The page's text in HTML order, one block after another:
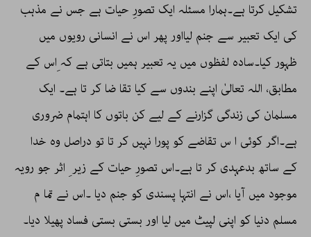
تشکیل کرتا ہے۔ہمارا مسئلہ ایک تصورِ حیات ہے جس نے مذہب
کی ایک تعبیر سے جنم لیااور پھر اس نے انسانی رویوں میں
ظہور کیا۔سادہ لفظوں میں یہ تعبیر ہمیں بتاتی ہے کہ ِاس کے
مطابق، اللہ تعالیٰ اپنے بندوں سے کیا تقا ضا کر تا ہے۔ ایک
مسلمان کی زندگی گزارنے کے لیے کن باتوں کا اہتمام ضروری
ہے۔اگر کوئی ا س تقاضے کو پورا نہیں کر تا تو دراصل وہ خدا
کے ساتھ بدعہدی کر تا ہے۔اس تصورِ حیات کے زیر ِ اثر جو رویہ
موجود میں آیا ،اس نے انتہا پسندی کو جنم دیا ۔اس نے تما م
مسلم دنیا کو اپنی لپیٹ میں لیا اور بستی بستی فساد پھیلا دیا۔